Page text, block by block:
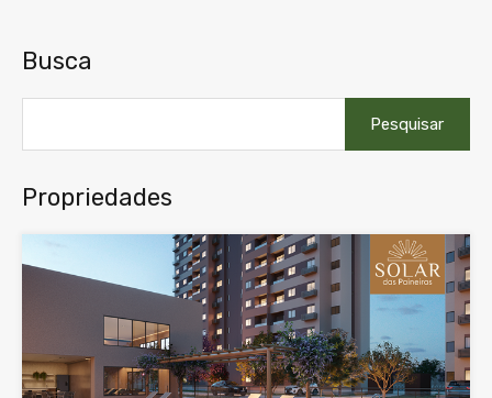
Busca
por:
Propriedades